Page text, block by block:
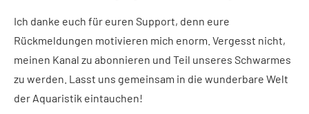
Ich danke euch für euren Support, denn eure
Rückmeldungen motivieren mich enorm. Vergesst nicht,
meinen Kanal zu abonnieren und Teil unseres Schwarmes
zu werden. Lasst uns gemeinsam in die wunderbare Welt
der Aquaristik eintauchen!